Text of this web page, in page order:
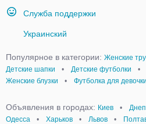
Служба поддержки
Украинский
Популярное в категории: Женские
Детские шапки
• Детские футболки •
Женские блузки
• Футболка для девочки
Объявления в городах: Киев •
Одесса
• Харьков • Львов •